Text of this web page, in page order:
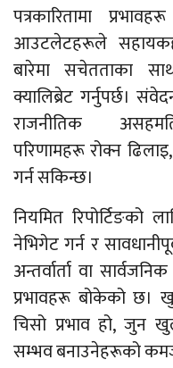
पत्रकारितामा
आउटलेटहरूले
बारेमा सचेतताका
क्यालिब्रेट गर्नुपर्छ।
राजनीतिक
परिणामहरू रोक्न
गर्न सकिन्छ।
नियमित रिपोर्टिङको
नेभिगेट गर्न र
अन्तर्वार्ता वा
प्रभावहरू बोकेको छ।
चिसो प्रभाव हो, जुन
सम्भव बनाउनेहरूको